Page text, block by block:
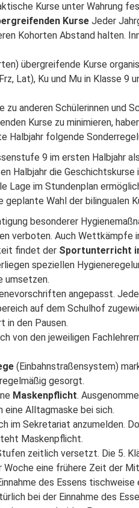
Kurse unter Wahrung
KurseJeder
Kohorten Abstand halten.
übergreifende Kurse
Lat), Ku und Mu in Klasse 9
anderen Schülerinnen und
Kurse zu minimieren,
Halbjahr folgende
9 im ersten Halbjahr
Halbjahr die Geschichtskurse
Lage im Stundenplan
Wahl der bilingualen
besonderer
verboten. Auch Wettkämpfe
findet der Sportunterricht
speziellen
umsetzen.
angepasst.
auf dem Schulhof
in den Pausen.
von den jeweiligen
(Einbahnstraßensystem)
gesorgt.
Maskenpflicht.
eine Alltagmaske bei sich.
im Sekretariat anzumelden.
Maskenpflicht.
zeitlich versetzt. Die 5.
Woche eine frühere Zeit der
des Essens
bei der Einnahme des